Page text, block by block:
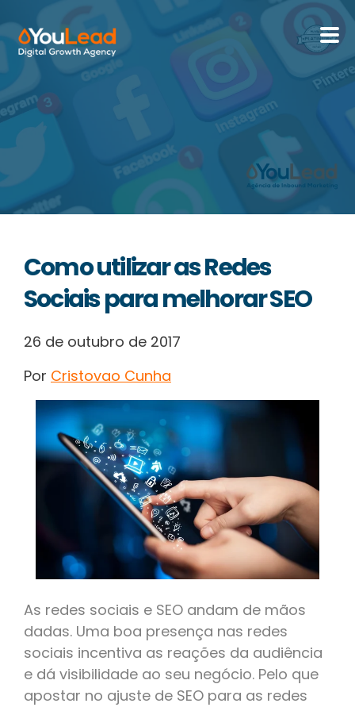
Sobre Nós
Serviços
Contactos
Como utilizar as Redes
Sociais para melhorar SEO
26 de outubro de 2017
Por Cristovao Cunha
As redes sociais e SEO andam de mãos
dadas. Uma boa presença nas redes
sociais incentiva as reações da audiência
e dá visibilidade ao seu negócio. Pelo que
apostar no ajuste de SEO para as redes